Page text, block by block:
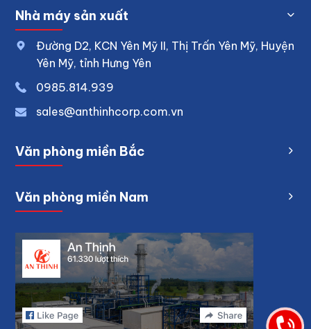
Nhà máy sản xuất
Đường D2, KCN Yên Mỹ II, Thị Trấn Yên Mỹ, Huyện
Yên Mỹ, tỉnh Hưng Yên
0985.814.939
sales@anthinhcorp.com.vn
Văn phòng miền Bắc
Văn phòng miền Nam